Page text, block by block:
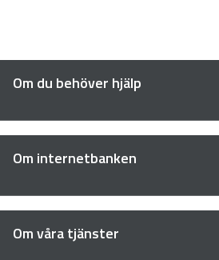
Om du behöver hjälp
Om internetbanken
Om våra tjänster